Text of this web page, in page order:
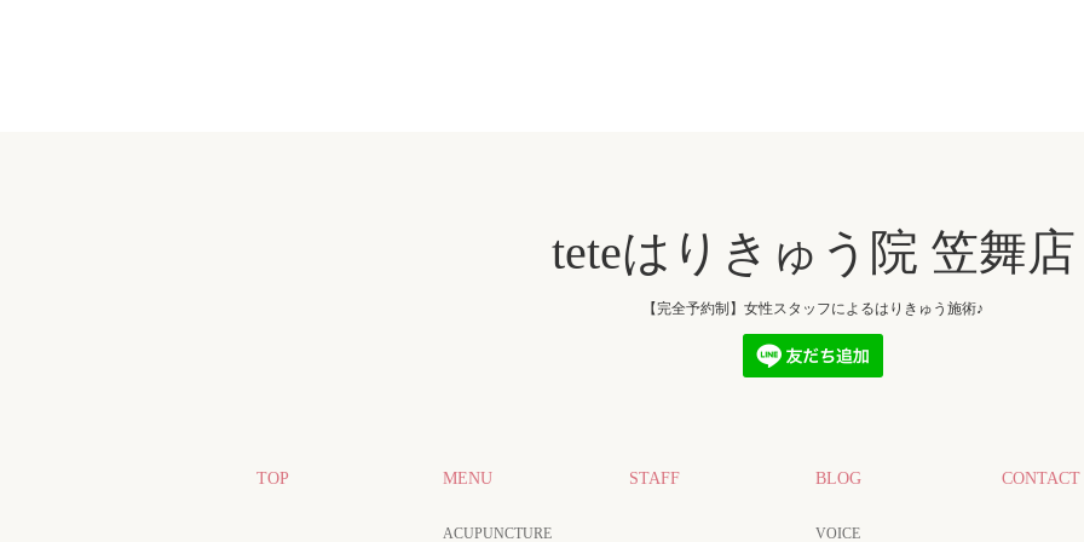
teteはりきゅう院 笠舞店
【完全予約制】女性スタッフによるはりきゅう施術♪
TOP MENU
ACUPUNCTURE
STAFF BLOG
VOICE
CONTACT